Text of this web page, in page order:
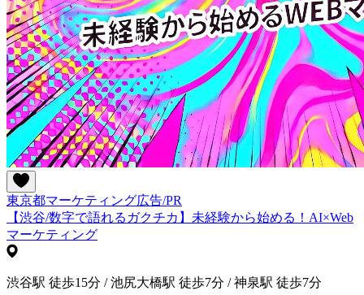
東京都マーケティング広告/PR
【渋谷/数字で語れるガクチカ】未経験から始める！AI×Web
マーケティング
渋谷駅 徒歩15分 / 池尻大橋駅 徒歩7分 / 神泉駅 徒歩7分